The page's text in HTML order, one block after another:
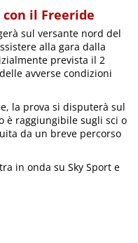
il Freeride
sul versante nord del
alla gara dalla
prevista il 2
avverse condizioni
la prova si disputerà sul
è raggiungibile sugli sci o
da un breve percorso
in onda su Sky Sport e